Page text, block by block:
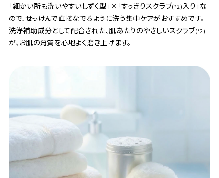
「細かい所も洗いやすいしずく型」×「すっきりスクラブ(*2)入り」な
ので、せっけんで直接なでるように洗う集中ケアがおすすめです。
洗浄補助成分として配合された、肌あたりのやさしいスクラブ(*2)
が、お肌の角質を心地よく磨き上げます。